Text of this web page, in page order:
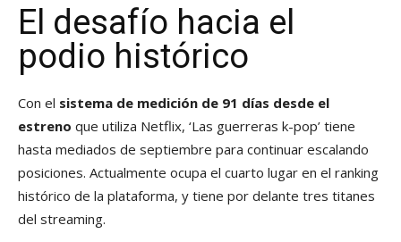
El desafío hacia el
podio histórico
Con el sistema de medición de 91 días desde el
estreno que utiliza Netflix, ‘Las guerreras k-pop’ tiene
hasta mediados de septiembre para continuar escalando
posiciones. Actualmente ocupa el cuarto lugar en el ranking
histórico de la plataforma, y tiene por delante tres titanes
del streaming.